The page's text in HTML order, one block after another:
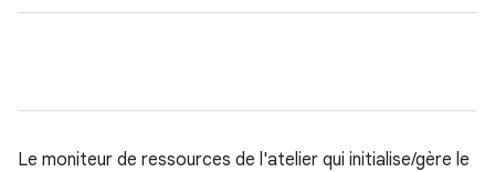
Le moniteur de ressources de l'atelier qui initialise/gère le